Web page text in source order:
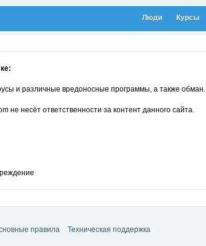
Люди Курсы
и различные вредоносные программы, а также обман.
не несёт ответственности за контент данного сайта.
правила Техническая поддержка